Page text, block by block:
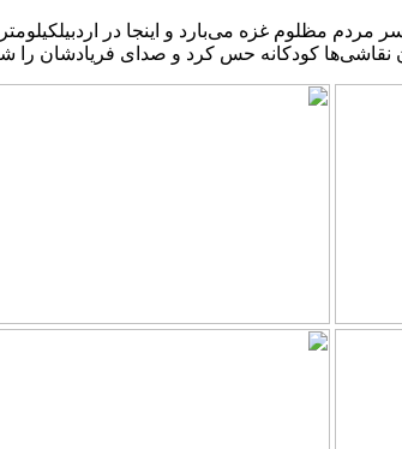
مردم مظلوم غزه می‌بارد و اینجا در
کودکانه حس کرد و صدای فریادشان را